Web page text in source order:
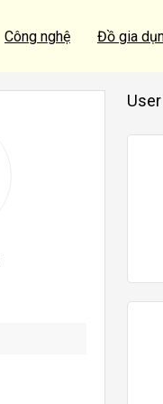
Công nghệ Đồ gia